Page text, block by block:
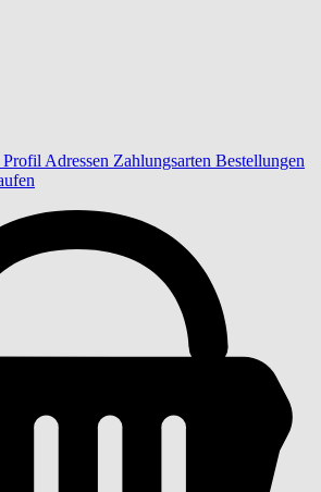
Profil Adressen Zahlungsarten Bestellungen